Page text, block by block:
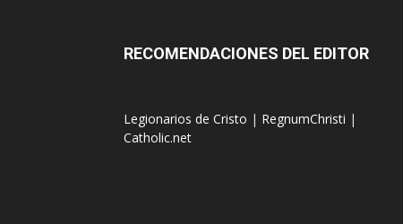
RECOMENDACIONES DEL EDITOR
Legionarios de Cristo | RegnumChristi |
Catholic.net